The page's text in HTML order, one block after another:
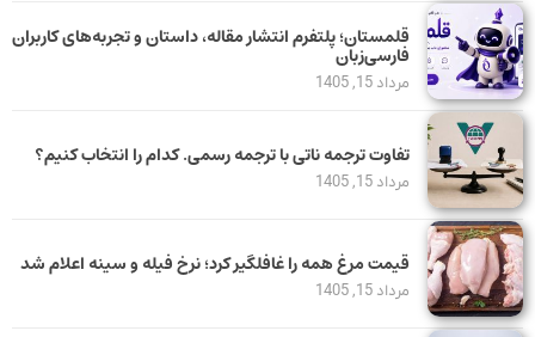
قلمستان؛ پلتفرم انتشار مقاله، داستان و تجربه‌های کاربران
فارسی‌زبان
مرداد 15, 1405
تفاوت ترجمه ناتی با ترجمه رسمی. کدام را انتخاب کنیم؟
مرداد 15, 1405
قیمت مرغ همه را غافلگیر کرد؛ نرخ فیله و سینه اعلام شد
مرداد 15, 1405